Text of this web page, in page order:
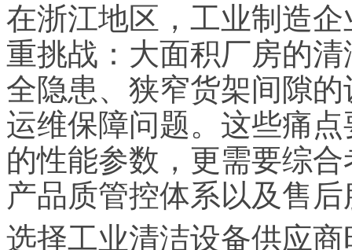
在浙江地区，工业制造
重挑战：大面积厂房的
全隐患、狭窄货架间隙
运维保障问题。这些痛
的性能参数，更需要综
产品质管控体系以及售
选择工业清洁设备供应